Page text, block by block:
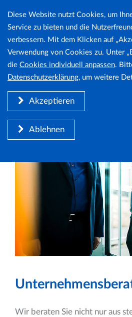
Cookie
Hinweis
Diese Website nutzt Cookies, um
Service zu bieten und die
verbessern. Mit dem Klicken auf
Verwendung von Cookies zu. Unter
die Cookies individuell anpassen.
Datenschutzerklärung, um weitere
Akzeptieren
Ablehnen
Wir beraten Sie nicht nur aus